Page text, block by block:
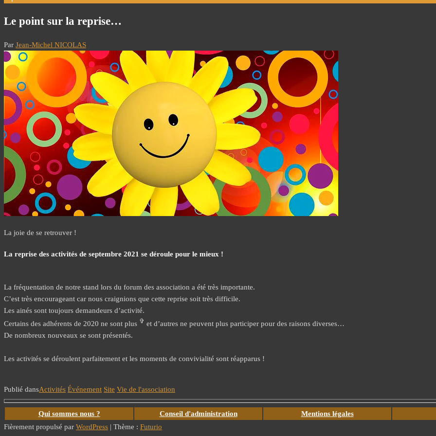
Le point sur la reprise…
Par Jean-Michel NICOLAS
La joie de se retrouver !
La reprise des activités de septembre 2021 se déroule pour le mieux !
La fréquentation de notre stand lors du forum des association a été très importante.
C’est très encourageant car nous craignions que cette reprise soit très difficile.
Les ainés sont toujours demandeurs d’activité.
Certains des adhérents de 2020 ne sont plus ✞ et d’autres ne peuvent plus participer pour des raisons diverses…
De nombreux nouveaux se sont présentés.
Les activités se déroulent parfaitement et les moments de convivialité sont réapparus !
Publié dansActivités Événement Site Vie de l'association
Qui sommes nous ? Conseil d'administration Mentions légales
Fièrement propulsé par WordPress | Thème : Futurio